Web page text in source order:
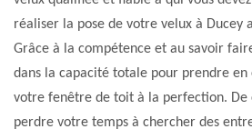
réaliser la pose de votre velux à Ducey
Grâce à la compétence et au savoir
dans la capacité totale pour prendre en
votre fenêtre de toit à la perfection.
perdre votre temps à chercher des